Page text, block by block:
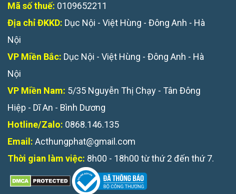
Mã số thuế: 0109652211
Địa chỉ ĐKKD: Dục Nội - Việt Hùng - Đông Anh - Hà
Nội
VP Miền Bắc: Dục Nội - Việt Hùng - Đông Anh - Hà
Nội
VP Miền Nam: 5/35 Nguyễn Thị Chạy - Tân Đông
Hiệp - Dĩ An - Bình Dương
Hotline/Zalo: 0868.146.135
Email: Acthungphat@gmail.com
Thời gian làm việc: 8h00 - 18h00 từ thứ 2 đến thứ 7.